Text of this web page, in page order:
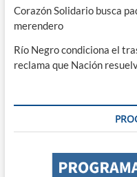
Corazón Solidario busca
merendero
Río Negro condiciona el
reclama que Nación